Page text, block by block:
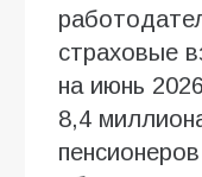
страховые
на июнь
8,4